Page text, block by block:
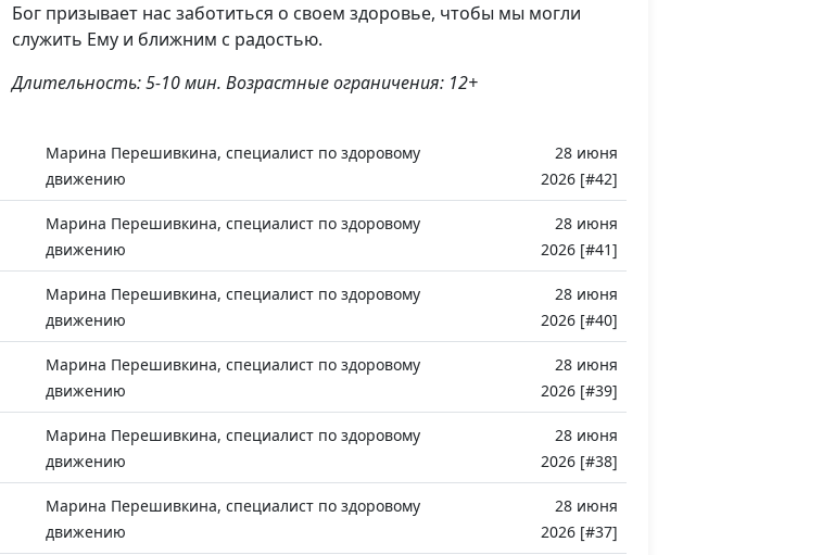
Бог призывает нас заботиться о своем здоровье, чтобы мы могли
служить Ему и ближним с радостью.
Длительность: 5-10 мин. Возрастные ограничения: 12+
Марина Перешивкина, специалист по здоровому
движению
28 июня
2026 [#42]
Марина Перешивкина, специалист по здоровому
движению
28 июня
2026 [#41]
Марина Перешивкина, специалист по здоровому
движению
28 июня
2026 [#40]
Марина Перешивкина, специалист по здоровому
движению
28 июня
2026 [#39]
Марина Перешивкина, специалист по здоровому
движению
28 июня
2026 [#38]
Марина Перешивкина, специалист по здоровому
движению
28 июня
2026 [#37]